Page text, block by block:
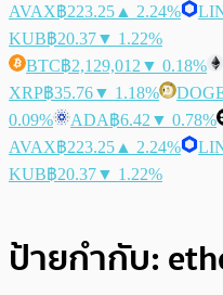
AVAX฿223.25 ▲ 2.24%
KUB฿20.37▼ 1.22%
BTC฿2,129,012 ▼ 0.18%
XRP฿35.76▼ 1.18%
0.09%
ADA฿6.42 ▼ 0.78%
AVAX฿223.25 ▲ 2.24%
KUB฿20.37▼ 1.22%
ป้ายกำกับ: